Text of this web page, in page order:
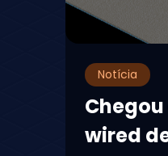
Notícia
wired